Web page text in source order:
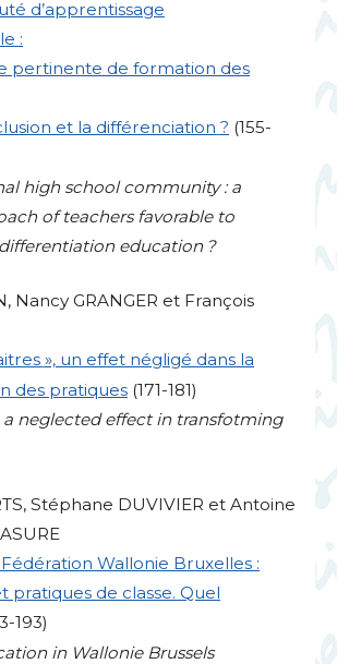
d’apprentissage
:
pertinente de formation des
et la différenciation ? (155-
high school community : a
of teachers favorable to
education ?
, Nancy GRANGER et François
», un effet négligé dans la
des pratiques (171-181)
a neglected effect in transfotming
, Stéphane DUVIVIER et Antoine
Fédération Wallonie Bruxelles :
pratiques de classe. Quel
193)
in Wallonie Brussels